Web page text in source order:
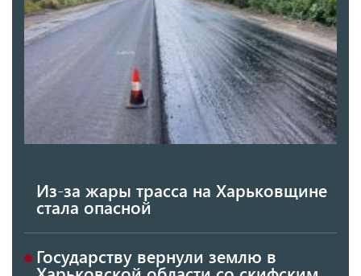
Из-за жары трасса на Харьковщине
стала опасной
Государству вернули землю в